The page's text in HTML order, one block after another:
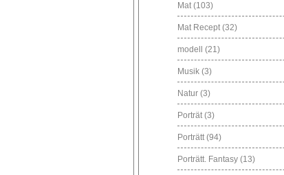
Mat (103)
Mat Recept (32)
modell (21)
Musik (3)
Natur (3)
Porträt (3)
Porträtt (94)
Porträtt. Fantasy (13)